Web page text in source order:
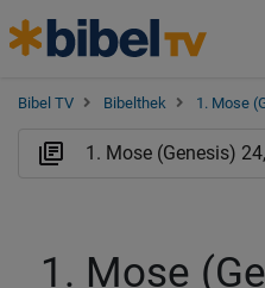
Bibel TV Bibelthek 1. Mose
1. Mose